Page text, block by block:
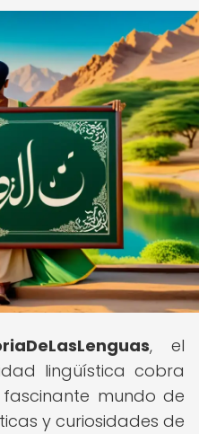
, el
lingüística cobra
mundo de
y curiosidades de